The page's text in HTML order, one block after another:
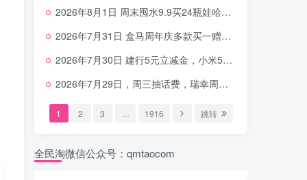
2026年8月1日 周末囤水9.9买24瓶娃哈哈，建行100元京东券，移动5元话费，麦当劳甜筒，交行立减金等
2026年7月31日 盒马周年庆多款买一赠一，饿了么拆红包，建行30立减金，农行领10元刷卡金等
2026年7月30日 建行5元立减金，小米5元，抢2500份爷爷不泡茶，闪购20-20，3元吃瑞幸咖啡等
2026年7月29日，周三抽话费，瑞幸周三免单，4.9元瑞幸咖啡，蜜雪兑换券，工行5元立减金等
1 2 3 1916 跳转
全民淘微信公众号：qmtaocom